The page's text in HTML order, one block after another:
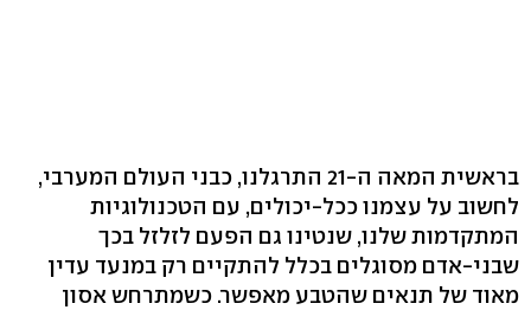
בראשית המאה ה-21 התרגלנו, כבני העולם המערבי,
לחשוב על עצמנו ככל-יכולים, עם הטכנולוגיות
המתקדמות שלנו, שנטינו גם הפעם לזלזל בכך
שבני-אדם מסוגלים בכלל להתקיים רק במנעד עדין
מאוד של תנאים שהטבע מאפשר. כשמתרחש אסון